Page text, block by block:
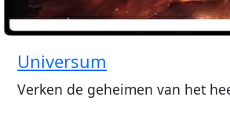
Universum
Verken de geheimen van het